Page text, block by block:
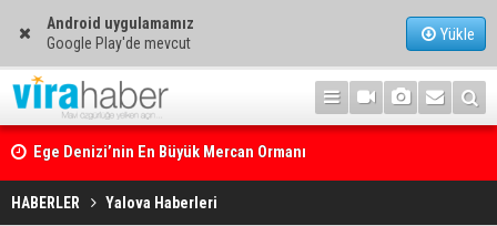
Android uygulamamız
Google Play'de mevcut
Yükle
Ege Denizi’nin En Büyük Mercan Ormanı
HABERLER Yalova Haberleri